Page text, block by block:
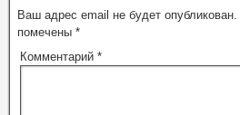
Ваш адрес email не будет опубликован.
помечены *
Комментарий *